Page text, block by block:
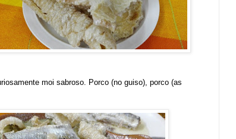
moi sabroso. Porco (no guiso), porco (as